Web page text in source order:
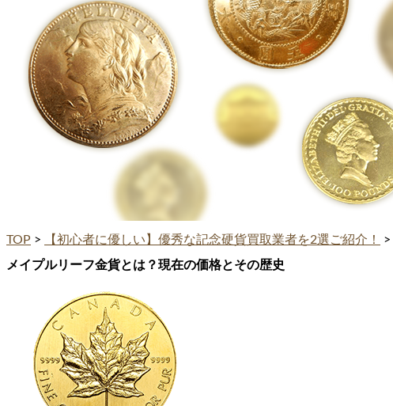
TOP > 【初心者に優しい】優秀な記念硬貨買取業者を2選ご紹介！ >
メイプルリーフ金貨とは？現在の価格とその歴史